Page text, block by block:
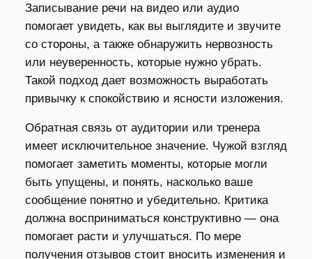
Записывание речи на видео или аудио
помогает увидеть, как вы выглядите и звучите
со стороны, а также обнаружить нервозность
или неуверенность, которые нужно убрать.
Такой подход дает возможность выработать
привычку к спокойствию и ясности изложения.
Обратная связь от аудитории или тренера
имеет исключительное значение. Чужой взгляд
помогает заметить моменты, которые могли
быть упущены, и понять, насколько ваше
сообщение понятно и убедительно. Критика
должна восприниматься конструктивно — она
помогает расти и улучшаться. По мере
получения отзывов стоит вносить изменения и